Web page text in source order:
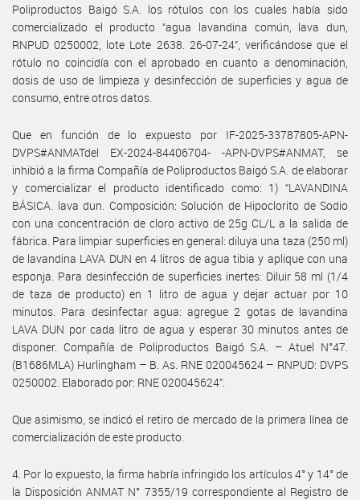
Poliproductos Baigó S.A. los rótulos con los cuales había sido
comercializado el producto “agua lavandina común, lava dun,
RNPUD 0250002, lote Lote 2638. 26-07-24”, verificándose que el
rótulo no coincidía con el aprobado en cuanto a denominación,
dosis de uso de limpieza y desinfección de superficies y agua de
consumo, entre otros datos.
Que en función de lo expuesto por IF-2025-33787805-APN-
DVPS#ANMATdel EX-2024-84406704- -APN-DVPS#ANMAT, se
inhibió a la firma Compañía de Poliproductos Baigó S.A. de elaborar
y comercializar el producto identificado como: 1) “LAVANDINA
BÁSICA. lava dun. Composición: Solución de Hipoclorito de Sodio
con una concentración de cloro activo de 25g CL/L a la salida de
fábrica. Para limpiar superficies en general: diluya una taza (250 ml)
de lavandina LAVA DUN en 4 litros de agua tibia y aplique con una
esponja. Para desinfección de superficies inertes: Diluir 58 ml (1/4
de taza de producto) en 1 litro de agua y dejar actuar por 10
minutos. Para desinfectar agua: agregue 2 gotas de lavandina
LAVA DUN por cada litro de agua y esperar 30 minutos antes de
disponer. Compañía de Poliproductos Baigó S.A. – Atuel N°47.
(B1686MLA) Hurlingham – B. As. RNE 020045624 – RNPUD: DVPS
0250002. Elaborado por: RNE 020045624”.
Que asimismo, se indicó el retiro de mercado de la primera línea de
comercialización de este producto.
4. Por lo expuesto, la firma habría infringido los artículos 4° y 14° de
la Disposición ANMAT N° 7355/19 correspondiente al Registro de